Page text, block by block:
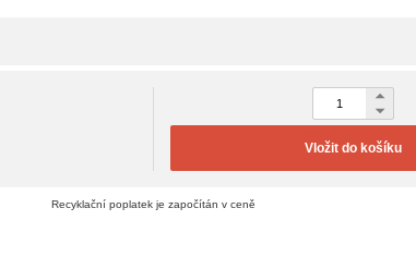
Vložit do košíku
Recyklační poplatek je započítán v ceně